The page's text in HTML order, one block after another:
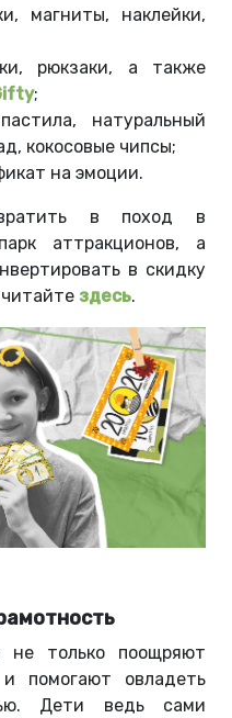
магниты, наклейки,
рюкзаки, а также
;
натуральный
кокосовые чипсы;
на эмоции.
в поход в
аттракционов, а
в скидку
здесь.
только поощряют
помогают овладеть
Дети ведь сами